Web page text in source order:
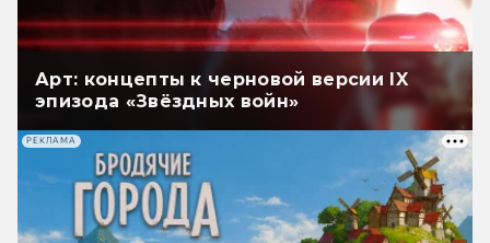
Арт: концепты к черновой версии IX
эпизода «Звёздных войн»
РЕКЛАМА